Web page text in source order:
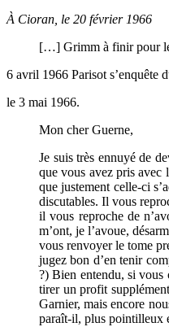
À Cioran, le 20 février 1966
[…] Grimm à finir pour
6 avril 1966 Parisot s’enquête
le 3 mai 1966.
Mon cher Guerne,
Je suis très ennuyé de
que vous avez pris avec
que justement celle-ci
discutables. Il vous
il vous reproche de
m’ont, je l’avoue,
vous renvoyer le tome
jugez bon d’en tenir
?) Bien entendu, si vous
tirer un profit
Garnier, mais encore
paraît-il, plus pointilleux